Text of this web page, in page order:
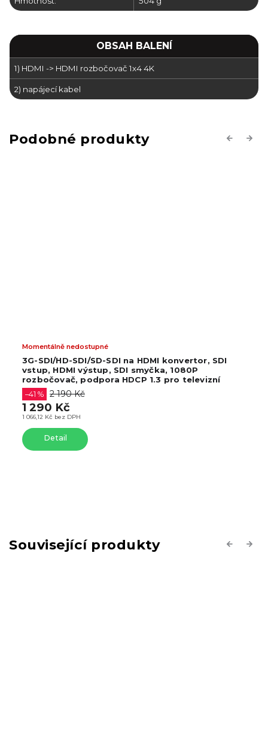
OBSAH BALENÍ
1) HDMI -> HDMI rozbočovač 1x4 4K
2) napájecí kabel
Previous
3G-SDI/HD-SDI/SD-SDI na HDMI konvertor, SDI
vstup, HDMI výstup, SDI smyčka, 1080P
rozbočovač, podpora HDCP 1.3 pro televizní
kamery
Momentálně nedostupné
1 066,12 Kč bez DPH
–41 % 2 190 Kč
1 290 Kč
Detail
Next
Související produkty Previous
Next